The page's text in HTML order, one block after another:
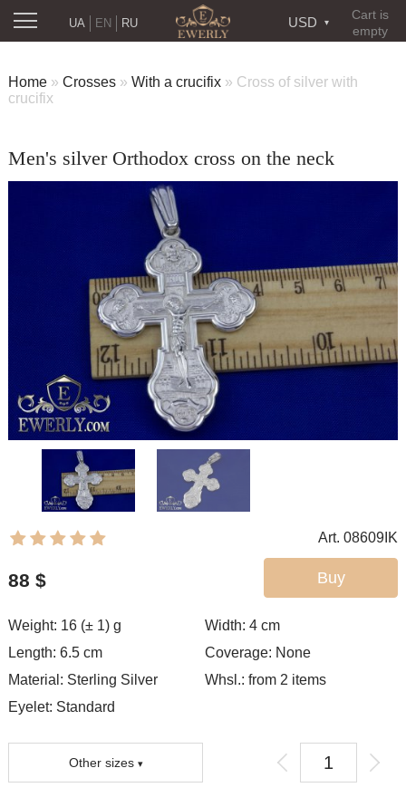
Cart is
empty
USD
RU
UA EN
Home » Crosses » With a crucifix » Cross of silver with
crucifix
Men's silver Orthodox cross on the neck
Art. 08609IK
Buy
88 $
Weight: 16 (± 1) g Width: 4cm
Length: 6.5 cm
Coverage: None
Material: Sterling Silver
Whsl.: from 2 items
Eyelet: Standard
Other sizes